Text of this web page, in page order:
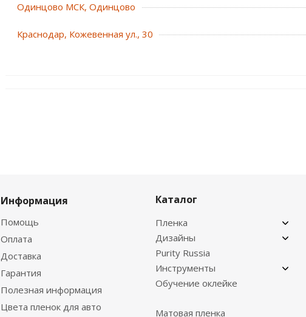
Одинцово МСК, Одинцово
Краснодар, Кожевенная ул., 30
Информация
Помощь
Оплата
Доставка
Гарантия
Полезная информация
Цвета пленок для авто
Каталог
Пленка
Дизайны
Purity Russia
Инструменты
Обучение оклейке
Матовая пленка